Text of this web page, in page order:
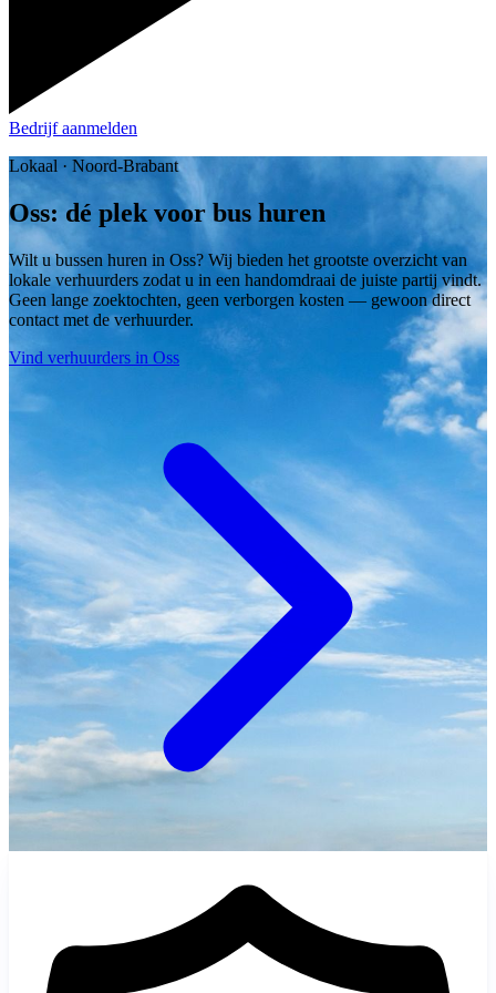
Bedrijf aanmelden
Lokaal · Noord-Brabant
Oss: dé plek voor bus huren
Wilt u bussen huren in Oss? Wij bieden het grootste overzicht van
lokale verhuurders zodat u in een handomdraai de juiste partij vindt.
Geen lange zoektochten, geen verborgen kosten — gewoon direct
contact met de verhuurder.
Vind verhuurders in Oss